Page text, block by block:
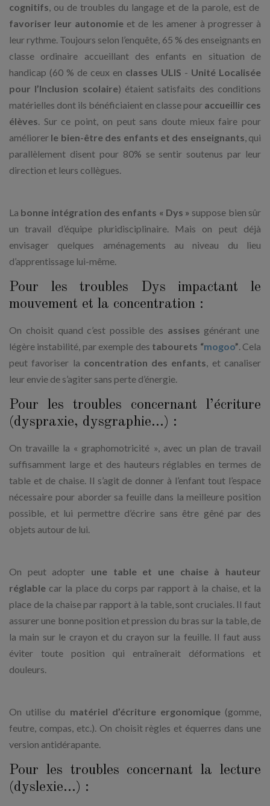
cognitifs, ou de troubles du langage et de la parole, est de
favoriser leur autonomie et de les amener à progresser à
leur rythme. Toujours selon l’enquête, 65 % des enseignants en
classe ordinaire accueillant des enfants en situation de
handicap (60 % de ceux en classes ULIS - Unité Localisée
pour l’Inclusion scolaire) étaient satisfaits des conditions
matérielles dont ils bénéficiaient en classe pour accueillir ces
élèves. Sur ce point, on peut sans doute mieux faire pour
améliorer le bien-être des enfants et des enseignants, qui
parallèlement disent pour 80% se sentir soutenus par leur
direction et leurs collègues.
La bonne intégration des enfants « Dys » suppose bien sûr
un travail d’équipe pluridisciplinaire. Mais on peut déjà
envisager quelques aménagements au niveau du lieu
d’apprentissage lui-même.
Pour les troubles Dys impactant le
mouvement et la concentration :
On choisit quand c’est possible des assises générant une
légère instabilité, par exemple des tabourets “mogoo”. Cela
peut favoriser la concentration des enfants, et canaliser
leur envie de s’agiter sans perte d’énergie.
Pour les troubles concernant l’écriture
(dyspraxie, dysgraphie…) :
On travaille la « graphomotricité », avec un plan de travail
suffisamment large et des hauteurs réglables en termes de
table et de chaise. Il s’agit de donner à l’enfant tout l’espace
nécessaire pour aborder sa feuille dans la meilleure position
possible, et lui permettre d’écrire sans être gêné par des
objets autour de lui.
On peut adopter une table et une chaise à hauteur
réglable car la place du corps par rapport à la chaise, et la
place de la chaise par rapport à la table, sont cruciales. Il faut
assurer une bonne position et pression du bras sur la table, de
la main sur le crayon et du crayon sur la feuille. Il faut auss
éviter toute position qui entraînerait déformations et
douleurs.
On utilise du matériel d’écriture ergonomique(gomme,
feutre, compas, etc.). On choisit règles et équerres dans une
version antidérapante.
Pour les troubles concernant la lecture
(dyslexie…) :